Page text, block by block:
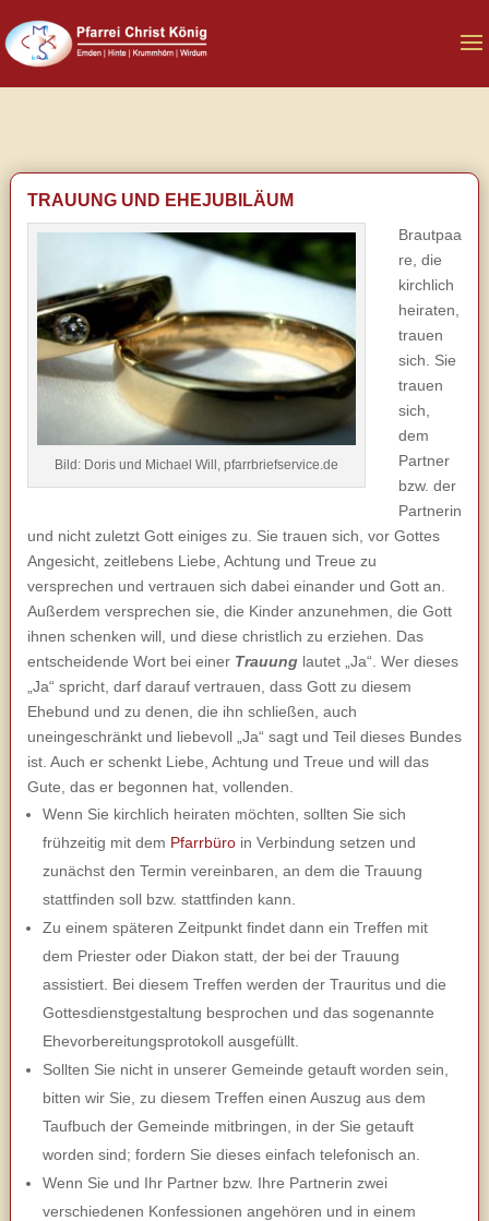
TRAUUNG UND EHEJUBILÄUM
Bild: Doris und Michael Will, pfarrbriefservice.de
Brautpaa
re, die
kirchlich
heiraten,
trauen
sich. Sie
trauen
sich,
dem
Partner
bzw. der
Partnerin
und nicht zuletzt Gott einiges zu. Sie trauen sich, vor Gottes
Angesicht, zeitlebens Liebe, Achtung und Treue zu
versprechen und vertrauen sich dabei einander und Gott an.
Außerdem versprechen sie, die Kinder anzunehmen, die Gott
ihnen schenken will, und diese christlich zu erziehen. Das
entscheidende Wort bei einer Trauung lautet „Ja“. Wer dieses
„Ja“ spricht, darf darauf vertrauen, dass Gott zu diesem
Ehebund und zu denen, die ihn schließen, auch
uneingeschränkt und liebevoll „Ja“ sagt und Teil dieses Bundes
ist. Auch er schenkt Liebe, Achtung und Treue und will das
Gute, das er begonnen hat, vollenden.
Wenn Sie kirchlich heiraten möchten, sollten Sie sich
frühzeitig mit dem Pfarrbüro in Verbindung setzen und
zunächst den Termin vereinbaren, an dem die Trauung
stattfinden soll bzw. stattfinden kann.
Zu einem späteren Zeitpunkt findet dann ein Treffen mit
dem Priester oder Diakon statt, der bei der Trauung
assistiert. Bei diesem Treffen werden der Trauritus und die
Gottesdienstgestaltung besprochen und das sogenannte
Ehevorbereitungsprotokoll ausgefüllt.
Sollten Sie nicht in unserer Gemeinde getauft worden sein,
bitten wir Sie, zu diesem Treffen einen Auszug aus dem
Taufbuch der Gemeinde mitbringen, in der Sie getauft
worden sind; fordern Sie dieses einfach telefonisch an.
Wenn Sie und Ihr Partner bzw. Ihre Partnerin zwei
verschiedenen Konfessionen angehören und in einem